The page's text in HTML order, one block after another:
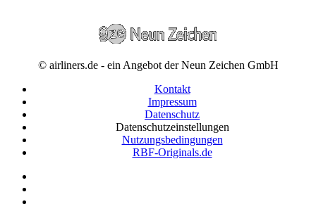
© airliners.de - ein Angebot der Neun Zeichen GmbH
Kontakt
Impressum
Datenschutz
Datenschutzeinstellungen
Nutzungsbedingungen
RBF-Originals.de